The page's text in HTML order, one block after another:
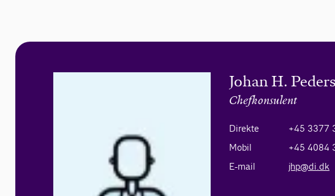
Johan H.
Chefkonsulent
Direkte
+45 3377
Mobil
+45 4084
E-mail
jhp@di.dk